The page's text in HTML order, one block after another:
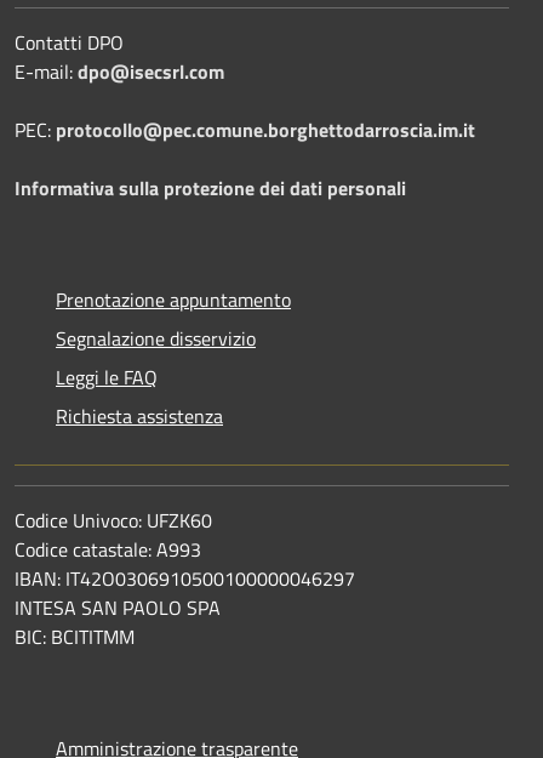
Contatti DPO
E-mail:dpo@isecsrl.com
PEC: protocollo@pec.comune.borghettodarroscia.im.it
Informativa sulla protezione dei dati personali
Prenotazione appuntamento
Segnalazione disservizio
Leggi le FAQ
Richiesta assistenza
Codice Univoco: UFZK60
Codice catastale: A993
IBAN: IT42O0306910500100000046297
INTESA SAN PAOLO SPA
BIC: BCITITMM
Amministrazione trasparente